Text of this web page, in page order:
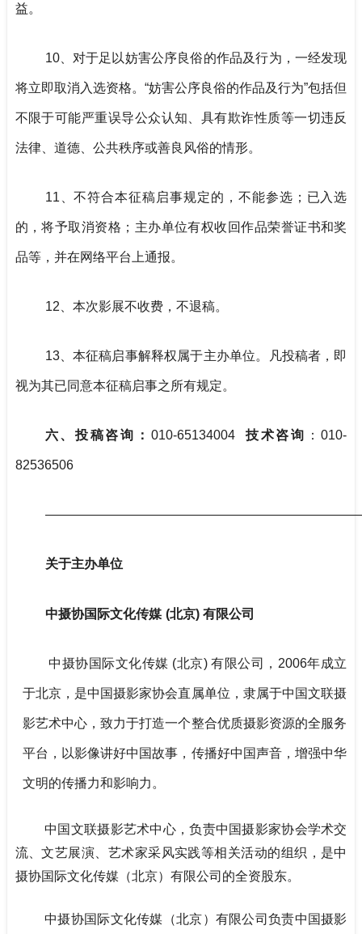
益。
10、对于足以妨害公序良俗的作品及行为，一经发现
将立即取消入选资格。“妨害公序良俗的作品及行为”包括但
不限于可能严重误导公众认知、具有欺诈性质等一切违反
法律、道德、公共秩序或善良风俗的情形。
11、不符合本征稿启事规定的，不能参选；已入选
的，将予取消资格；主办单位有权收回作品荣誉证书和奖
品等，并在网络平台上通报。
12、本次影展不收费，不退稿。
13、本征稿启事解释权属于主办单位。凡投稿者，即
视为其已同意本征稿启事之所有规定。
六、投稿咨询： 010-65134004 技术咨询 ：010-
82536506
关于主办单位
中摄协国际文化传媒 (北京) 有限公司
中摄协国际文化传媒 (北京) 有限公司，2006年成立
于北京，是中国摄影家协会直属单位，隶属于中国文联摄
影艺术中心，致力于打造一个整合优质摄影资源的全服务
平台，以影像讲好中国故事，传播好中国声音，增强中华
文明的传播力和影响力。
中国文联摄影艺术中心，负责中国摄影家协会学术交
流、文艺展演、艺术家采风实践等相关活动的组织，是中
摄协国际文化传媒（北京）有限公司的全资股东。
中摄协国际文化传媒（北京）有限公司负责中国摄影